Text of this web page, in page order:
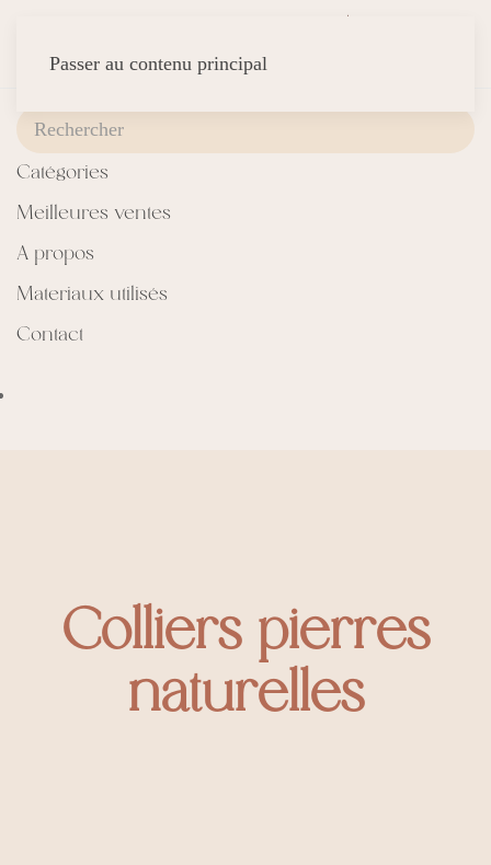
Passer au contenu principal
Catégories
Meilleures ventes
A propos
Materiaux utilisés
Contact
Colliers pierres
naturelles